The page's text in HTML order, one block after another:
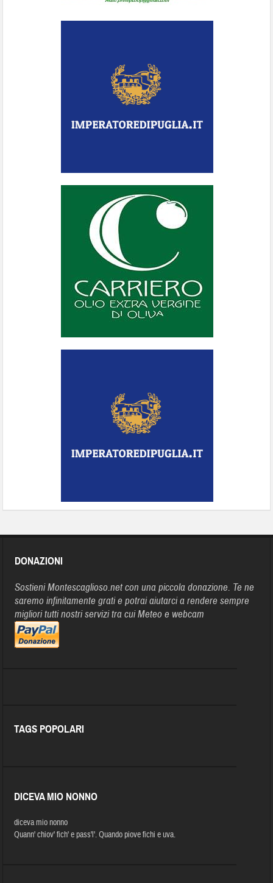
DONAZIONI
Sostieni Montescaglioso.net con una piccola donazione. Te ne
saremo infinitamente grati e potrai aiutarci a rendere sempre
migliori tutti nostri servizi tra cui Meteo e webcam
TAGS POPOLARI
DICEVA MIO NONNO
diceva mio nonno
Quann' chiov' fich' e pass'l'. Quando piove fichi e uva.